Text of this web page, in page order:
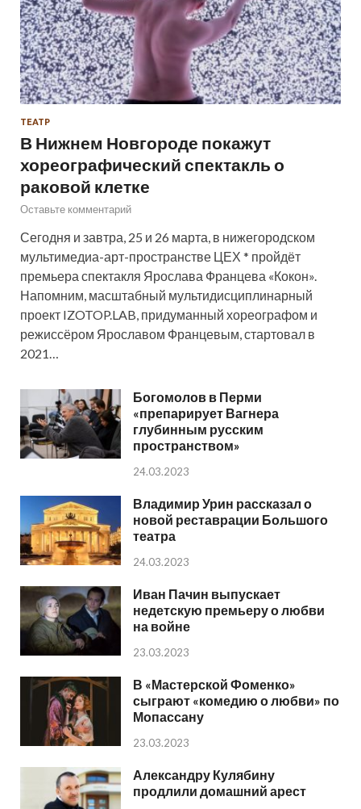
ТЕАТР
В Нижнем Новгороде покажут
хореографический спектакль о
раковой клетке
Оставьте комментарий
Сегодня и завтра, 25 и 26 марта, в нижегородском
мультимедиа-арт-пространстве ЦЕХ * пройдёт
премьера спектакля Ярослава Францева «Кокон».
Напомним, масштабный мультидисциплинарный
проект IZOTOP.LAB, придуманный хореографом и
режиссёром Ярославом Францевым, стартовал в
2021…
Богомолов в Перми
«препарирует Вагнера
глубинным русским
пространством»
24.03.2023
Владимир Урин рассказал о
новой реставрации Большого
театра
24.03.2023
Иван Пачин выпускает
недетскую премьеру о любви
на войне
23.03.2023
В «Мастерской Фоменко»
сыграют «комедию о любви» по
Мопассану
23.03.2023
Александру Кулябину
продлили домашний арест